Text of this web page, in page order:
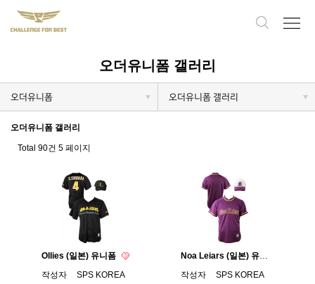
오더유니폼 갤러리
오더유니폼 오더유니폼 갤러리
오더유니폼 갤러리
Total 90건 5 페이지
Ollies (일본) 유니폼
작성자
SPS KOREA
Noa Leiars (일본) 유니폼
작성자
SPS KOREA